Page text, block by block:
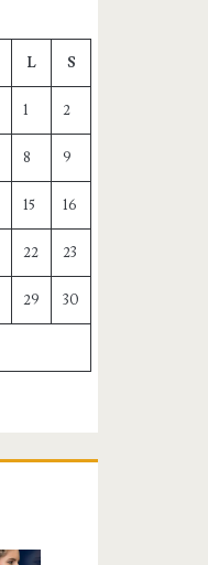
L S
1 2
8 9
15 16
22 23
29 30